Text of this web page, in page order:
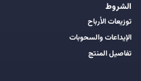
الشروط
توزيعات الأرباح
الإيداعات والسحوبات
تفاصيل المنتج